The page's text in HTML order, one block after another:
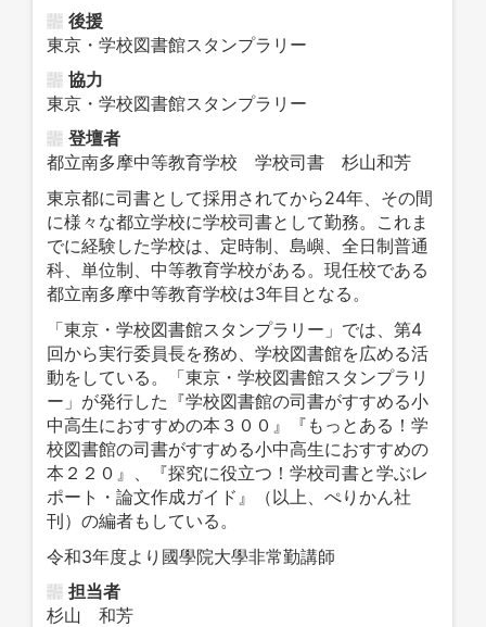
後援
東京・学校図書館スタンプラリー
協力
東京・学校図書館スタンプラリー
登壇者
都立南多摩中等教育学校 学校司書 杉山和芳
東京都に司書として採用されてから24年、その間
に様々な都立学校に学校司書として勤務。これま
でに経験した学校は、定時制、島嶼、全日制普通
科、単位制、中等教育学校がある。現任校である
都立南多摩中等教育学校は3年目となる。
「東京・学校図書館スタンプラリー」では、第4
回から実行委員長を務め、学校図書館を広める活
動をしている。「東京・学校図書館スタンプラリ
ー」が発行した『学校図書館の司書がすすめる小
中高生におすすめの本３００』『もっとある！学
校図書館の司書がすすめる小中高生におすすめの
本２２０』、『探究に役立つ！学校司書と学ぶレ
ポート・論文作成ガイド』（以上、ぺりかん社
刊）の編者もしている。
令和3年度より國學院大學非常勤講師
担当者
杉山 和芳